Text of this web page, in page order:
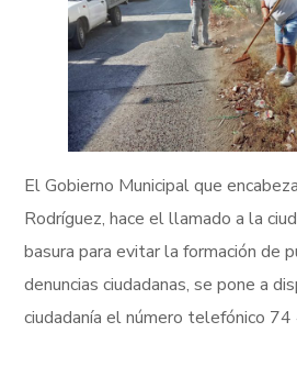
El Gobierno Municipal que
Rodríguez, hace el llamado a la
basura para evitar la formación de
denuncias ciudadanas, se pone a
ciudadanía el número telefónico